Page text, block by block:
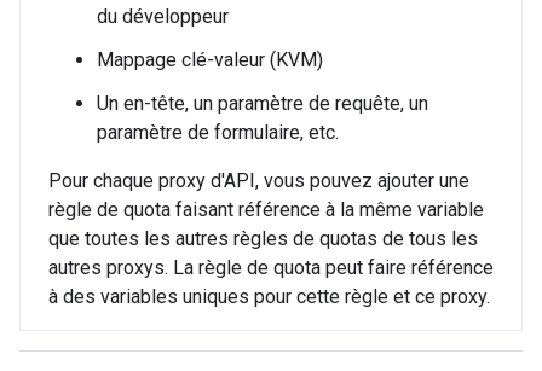
du développeur
Mappage clé-valeur (KVM)
Un en-tête, un paramètre de requête, un
paramètre de formulaire, etc.
Pour chaque proxy d'API, vous pouvez ajouter une
règle de quota faisant référence à la même variable
que toutes les autres règles de quotas de tous les
autres proxys. La règle de quota peut faire référence
à des variables uniques pour cette règle et ce proxy.